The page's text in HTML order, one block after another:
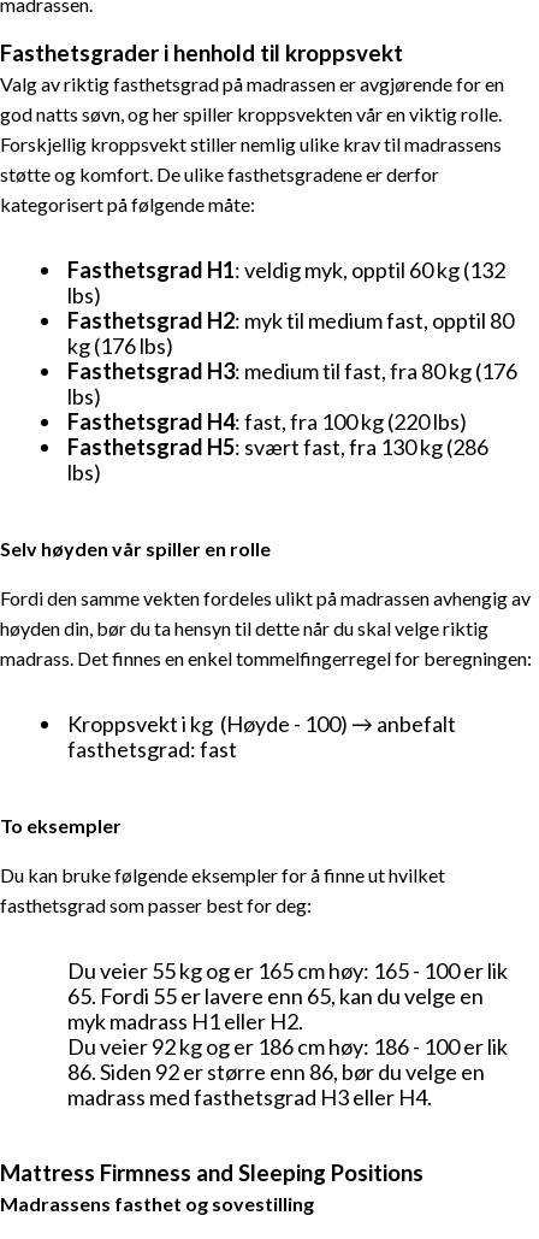
Fasthetsgrader i henhold til kroppsvekt
Valg av riktig fasthetsgrad på madrassen er avgjørende for en
god natts søvn, og her spiller kroppsvekten vår en viktig rolle.
Forskjellig kroppsvekt stiller nemlig ulike krav til madrassens
støtte og komfort. De ulike fasthetsgradene er derfor
kategorisert på følgende måte:
Fasthetsgrad H1: veldig myk, opptil 60 kg (132
lbs)
Fasthetsgrad H2: myk til medium fast, opptil 80
kg (176 lbs)
Fasthetsgrad H3: medium til fast, fra 80 kg (176
lbs)
Fasthetsgrad H4: fast, fra 100 kg (220 lbs)
Fasthetsgrad H5: svært fast, fra 130 kg (286
lbs)
Selv høyden vår spiller en rolle
Fordi den samme vekten fordeles ulikt på madrassen avhengig av
høyden din, bør du ta hensyn til dette når du skal velge riktig
madrass. Det finnes en enkel tommelfingerregel for beregningen:
Kroppsvekt i kg (Høyde - 100) → anbefalt
fasthetsgrad: fast
To eksempler
Du kan bruke følgende eksempler for å finne ut hvilket
fasthetsgrad som passer best for deg:
Du veier 55 kg og er 165 cm høy: 165 - 100 er lik
65. Fordi 55 er lavere enn 65, kan du velge en
myk madrass H1 eller H2.
Du veier 92 kg og er 186 cm høy: 186 - 100 er lik
86. Siden 92 er større enn 86, bør du velge en
madrass med fasthetsgrad H3 eller H4.
Mattress Firmness and Sleeping Positions
Madrassens fasthet og sovestilling